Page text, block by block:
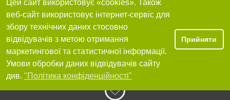
Цей сайт використовує «cookies». Також
веб-сайт використовує інтернет-сервіс для
збору технічних даних стосовно
відвідувачів з метою отримання
маркетингової та статистичної інформації.
Умови обробки даних відвідувачів сайту
див. "Політика конфіденційності"
Прийняти